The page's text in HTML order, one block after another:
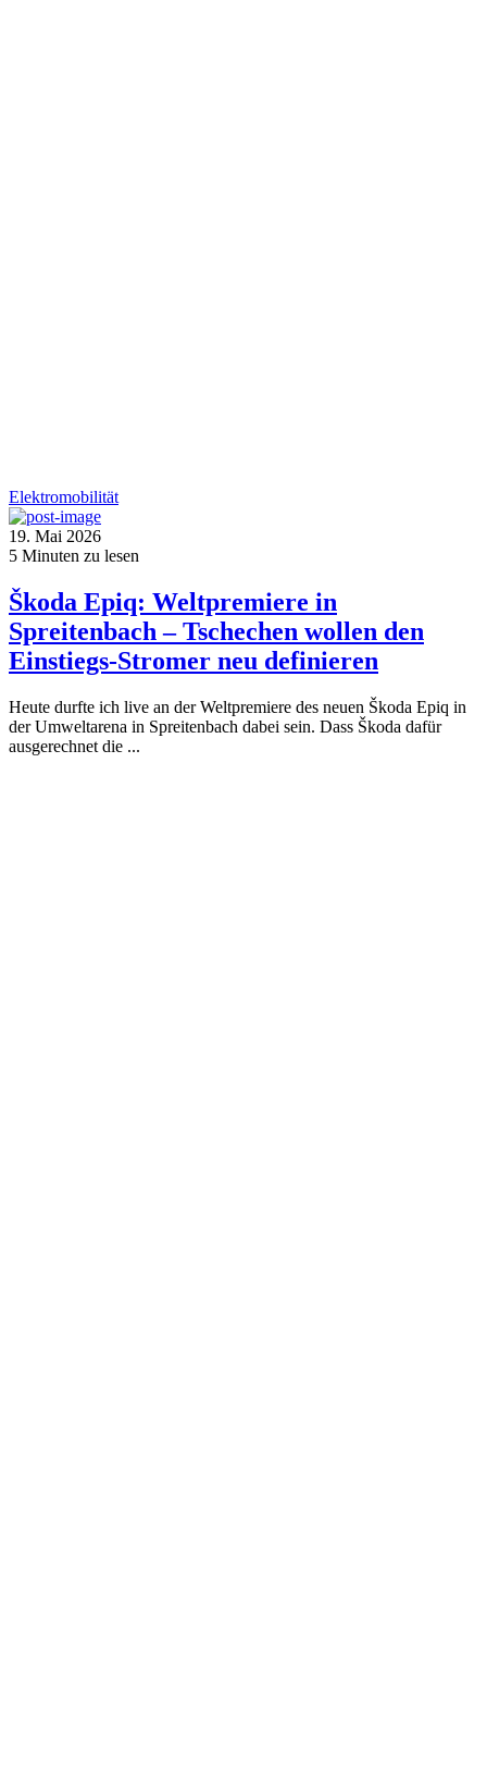
Elektromobilität
19. Mai 2026
5 Minuten zu lesen
Škoda Epiq: Weltpremiere in
Spreitenbach – Tschechen wollen den
Einstiegs-Stromer neu definieren
Heute durfte ich live an der Weltpremiere des neuen Škoda Epiq in
der Umweltarena in Spreitenbach dabei sein. Dass Škoda dafür
ausgerechnet die ...